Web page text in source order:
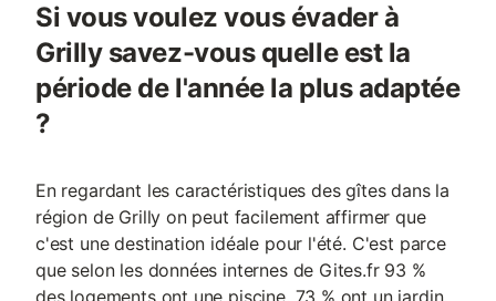
Si vous voulez vous évader à
Grilly savez-vous quelle est la
période de l'année la plus adaptée
?
En regardant les caractéristiques des gîtes dans la
région de Grilly on peut facilement affirmer que
c'est une destination idéale pour l'été. C'est parce
que selon les données internes de Gites.fr 93 %
des logements ont une piscine, 73 % ont un jardin,